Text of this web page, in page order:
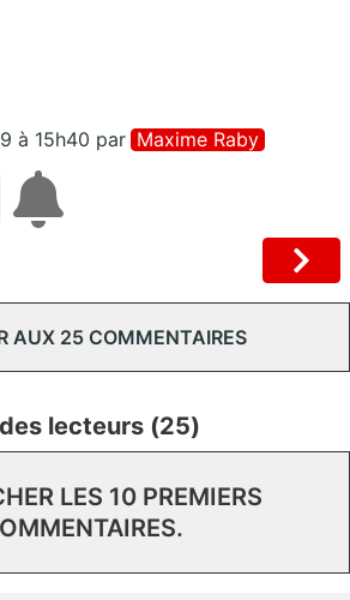
à 15h40 par Maxime Raby
AUX 25 COMMENTAIRES
lecteurs (25)
LES 10 PREMIERS